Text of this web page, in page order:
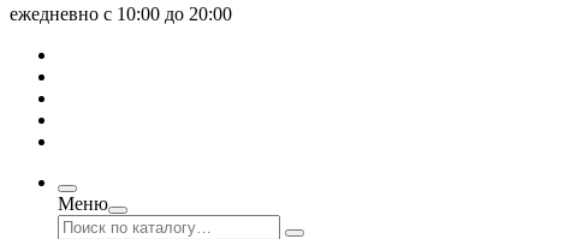
ежедневно с 10:00 до 20:00
Меню